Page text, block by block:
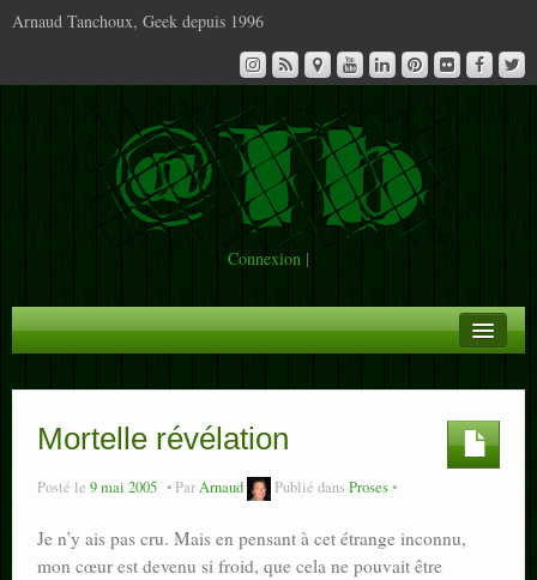
Arnaud Tanchoux, Geek depuis 1996
Connexion |
Infos
Contact
Mortelle révélation
Posté le 9 mai 2005 ParArnaud Publié dansProses
Je n’y ais pas cru. Mais en pensant à cet étrange inconnu,
mon cœur est devenu si froid, que cela ne pouvait être